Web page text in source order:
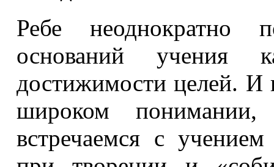
Ребе неоднократно
оснований учения
достижимости целей. И
широком
встречаемся с